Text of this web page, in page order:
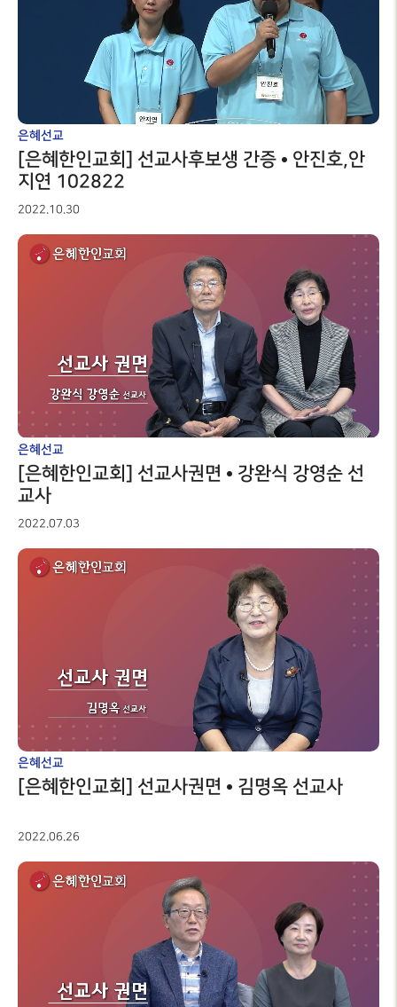
은혜선교
[은혜한인교회] 선교사후보생 간증 • 안진호,안
지연 102822
2022.10.30
은혜선교
[은혜한인교회] 선교사권면 • 강완식 강영순 선
교사
2022.07.03
은혜선교
[은혜한인교회] 선교사권면 • 김명옥 선교사
2022.06.26